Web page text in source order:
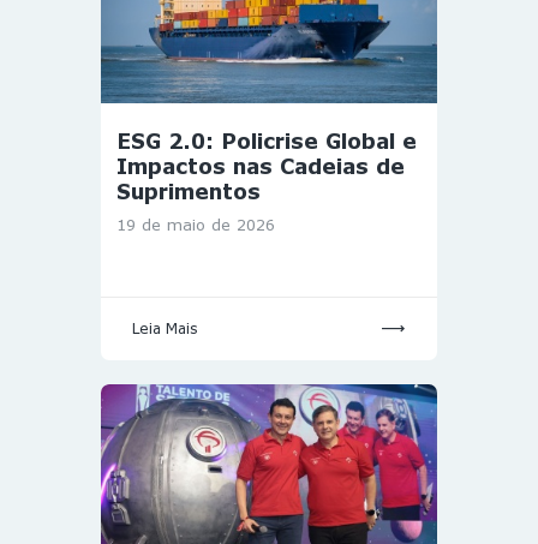
ESG 2.0: Policrise Global e
Impactos nas Cadeias de
Suprimentos
19 de maio de 2026
Leia Mais